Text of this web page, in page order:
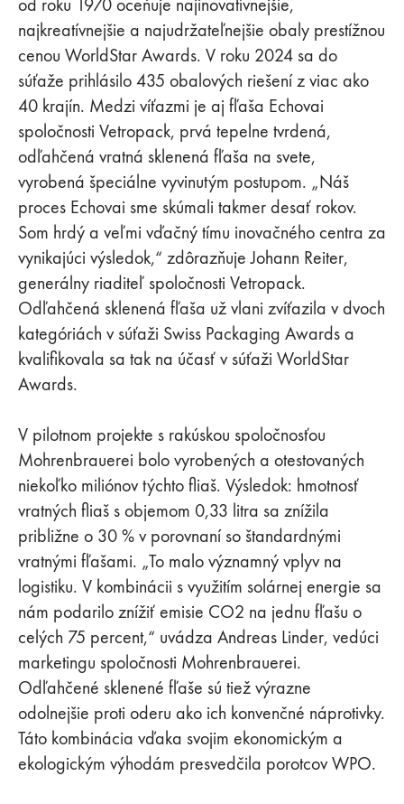
od roku 1970 oceňuje najinovatívnejšie,
najkreatívnejšie a najudržateľnejšie obaly prestížnou
cenou WorldStar Awards. V roku 2024 sa do
súťaže prihlásilo 435 obalových riešení z viac ako
40 krajín. Medzi víťazmi je aj fľaša Echovai
spoločnosti Vetropack, prvá tepelne tvrdená,
odľahčená vratná sklenená fľaša na svete,
vyrobená špeciálne vyvinutým postupom. „Náš
proces Echovai sme skúmali takmer desať rokov.
Som hrdý a veľmi vďačný tímu inovačného centra za
vynikajúci výsledok,“ zdôrazňuje Johann Reiter,
generálny riaditeľ spoločnosti Vetropack.
Odľahčená sklenená fľaša už vlani zvíťazila v dvoch
kategóriách v súťaži Swiss Packaging Awards a
kvalifikovala sa tak na účasť v súťaži WorldStar
Awards.
V pilotnom projekte s rakúskou spoločnosťou
Mohrenbrauerei bolo vyrobených a otestovaných
niekoľko miliónov týchto fliaš. Výsledok: hmotnosť
vratných fliaš s objemom 0,33 litra sa znížila
približne o 30 % v porovnaní so štandardnými
vratnými fľašami. „To malo významný vplyv na
logistiku. V kombinácii s využitím solárnej energie sa
nám podarilo znížiť emisie CO2 na jednu fľašu o
celých 75 percent,“ uvádza Andreas Linder, vedúci
marketingu spoločnosti Mohrenbrauerei.
Odľahčené sklenené fľaše sú tiež výrazne
odolnejšie proti oderu ako ich konvenčné náprotivky.
Táto kombinácia vďaka svojim ekonomickým a
ekologickým výhodám presvedčila porotcov WPO.